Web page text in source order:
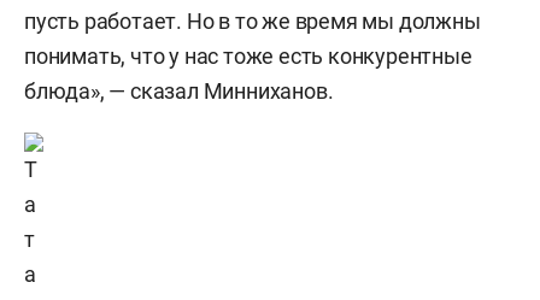
пусть работает. Но в то же время мы должны
понимать, что у нас тоже есть конкурентные
блюда», — сказал Минниханов.